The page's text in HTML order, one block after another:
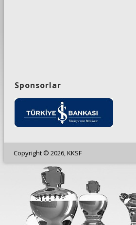
Sponsorlar
Copyright © 2026, KKSF